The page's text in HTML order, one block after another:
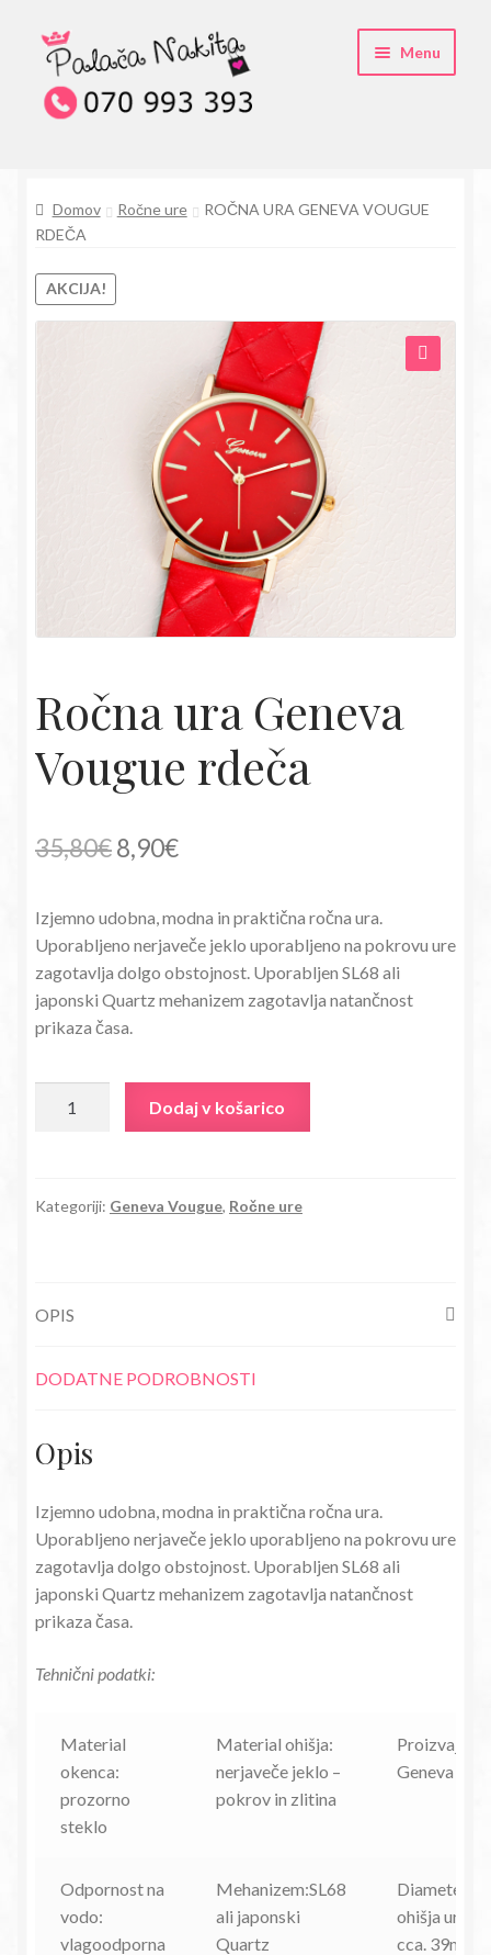
Skip
to
navigation
Skip
to
content
Menu
Pogosta vprašanja
Kontakt
Trgovina
Domov Ročne ure
ROČNA URA GENEVA VOUGUE
RDEČA
AKCIJA!
Ročna ura Geneva
Vougue rdeča
35,80€Izvirna
je
bila:
35,80€.
8,90€Trenutna
je:
8,90€.
Izjemno udobna, modna in praktična ročna ura.
Uporabljeno nerjaveče jeklo uporabljeno na pokrovu ure
zagotavlja dolgo obstojnost. Uporabljen SL68 ali
japonski Quartz mehanizem zagotavlja natančnost
prikaza časa.
rdeča
Dodaj v košarico
Kategoriji: Geneva Vougue, Ročne ure
OPIS
DODATNE PODROBNOSTI
Opis
Izjemno udobna, modna in praktična ročna ura.
Uporabljeno nerjaveče jeklo uporabljeno na pokrovu ure
zagotavlja dolgo obstojnost. Uporabljen SL68 ali
japonski Quartz mehanizem zagotavlja natančnost
prikaza časa.
Tehnični podatki:
Material
okenca:
prozorno
steklo
Material ohišja:
nerjaveče jeklo –
pokrov in zlitina
Geneva
Odpornost na
vodo:
vlagoodporna
Mehanizem:SL68
ali japonski
Quartz
Diameter
ohišja ure:
cca. 39mm